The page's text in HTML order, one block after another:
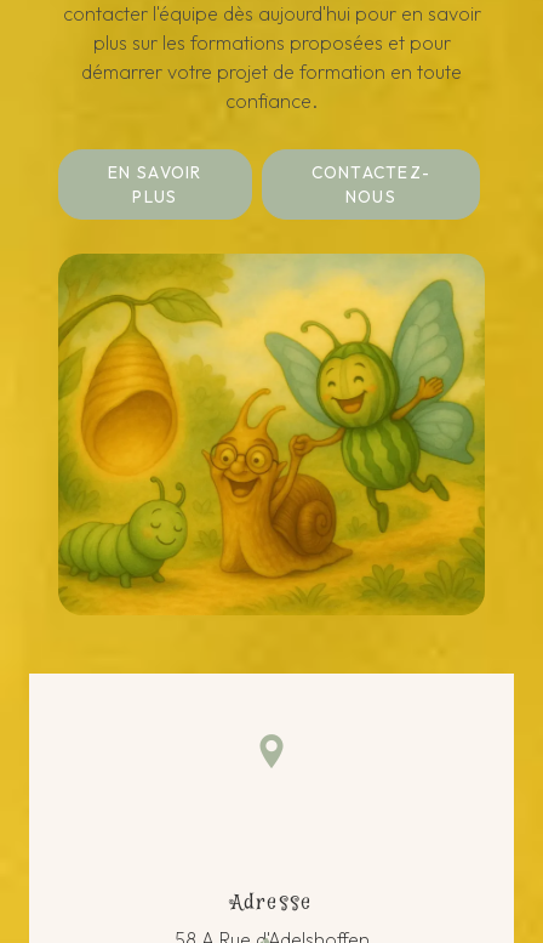
contacter l'équipe dès aujourd'hui pour en savoir
plus sur les formations proposées et pour
démarrer votre projet de formation en toute
confiance.
EN SAVOIR
PLUS
CONTACTEZ-
NOUS
Adresse